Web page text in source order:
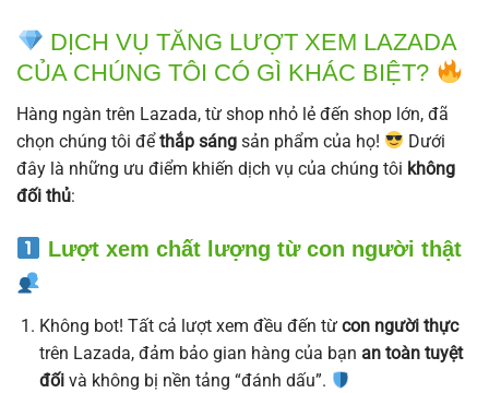
DỊCH VỤ TĂNG LƯỢT XEM LAZADA
CỦA CHÚNG TÔI CÓ GÌ KHÁC BIỆT?
Hàng ngàn trên Lazada, từ shop nhỏ lẻ đến shop lớn, đã
chọn chúng tôi đểthắp sáng sản phẩm của họ!
Dưới
đây là những ưu điểm khiến dịch vụ của chúng tôi không
đối thủ:
Lượt xem chất lượng từ con người thật
Không bot! Tất cả lượt xem đều đến từ con người thực
trên Lazada, đảm bảo gian hàng của bạn an toàn tuyệt
đốivà không bị nền tảng “đánh dấu”.